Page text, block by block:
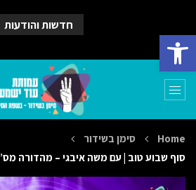
פתח סרגל נגישות
חדשות והודעות
Home
סימן בשידור
סוף שבוע טוב | עם משה איבגי – מהדורה מס’ 13